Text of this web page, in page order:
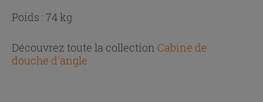
Poids : 74 kg
Découvrez toute la collection Cabine de
douche d'angle